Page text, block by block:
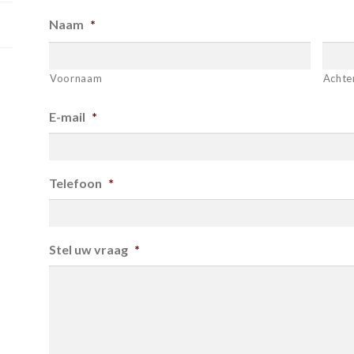
Naam *
Voornaam
E-mail *
Telefoon *
Stel uw vraag *